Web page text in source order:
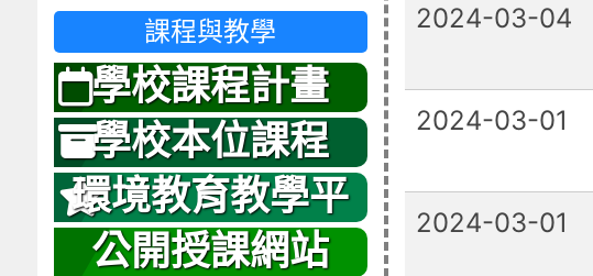
2024-03-04
2024-03-01
2024-03-01
課程與教學
學校課程計畫
學校本位課程
環境教育教學平
台
公開授課網站